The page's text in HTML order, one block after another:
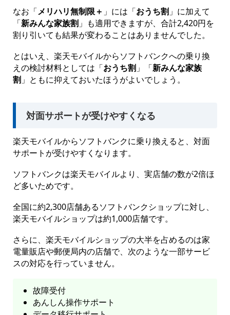
なお「メリハリ無制限＋ 」には「おうち割 」に加えて
「新みんな家族割 」も適用できますが、合計2,420円を
割り引いても結果が変わることはありませんでした。
とはいえ、楽天モバイルからソフトバンクへの乗り換
えの検討材料としては「おうち割 」「新みんな家族
割 」ともに抑えておいたほうがよいでしょう。
対面サポートが受けやすくなる
楽天モバイルからソフトバンクに乗り換えると、対面
サポートが受けやすくなります。
ソフトバンクは楽天モバイルより、実店舗の数が2倍ほ
ど多いためです。
全国に約2,300店舗あるソフトバンクショップに対し、
楽天モバイルショップは約1,000店舗です。
さらに、楽天モバイルショップの大半を占めるのは家
電量販店や郵便局内の店舗で、次のような一部サービ
スの対応を行っていません。
故障受付
あんしん操作サポート